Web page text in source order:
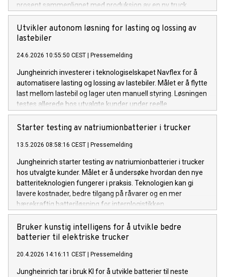
prosent sammenlignet med produksjon av en ny truck.
Utvikler autonom løsning for lasting og lossing av
lastebiler
24.6.2026 10:55:50 CEST | Pressemelding
Jungheinrich investerer i teknologiselskapet Navflex for å
automatisere lasting og lossing av lastebiler. Målet er å flytte
last mellom lastebil og lager uten manuell styring. Løsningen
testes allerede hos utvalgte kunder under reelle
driftsforhold.
Starter testing av natriumionbatterier i trucker
13.5.2026 08:58:16 CEST | Pressemelding
Jungheinrich starter testing av natriumionbatterier i trucker
hos utvalgte kunder. Målet er å undersøke hvordan den nye
batteriteknologien fungerer i praksis. Teknologien kan gi
lavere kostnader, bedre tilgang på råvarer og en mer
bærekraftig batteriløsning for internlogistikken.
Bruker kunstig intelligens for å utvikle bedre
batterier til elektriske trucker
20.4.2026 14:16:11 CEST | Pressemelding
Jungheinrich tar i bruk KI for å utvikle batterier til neste